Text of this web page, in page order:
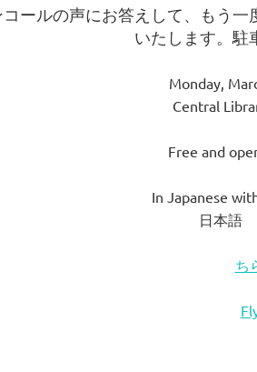
ールの声にお答えして、もう
いたします。駐
Monday,
Central
Free and
In Japanese
日本語
ち